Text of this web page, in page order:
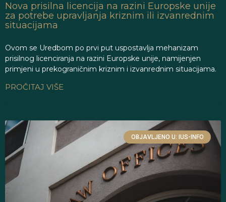
Nova prisilna licencija na razini Europske unije
za potrebe upravljanja kriznim ili izvanrednim
situacijama
Ovom se Uredbom po prvi put uspostavlja mehanizam
prisilnog licenciranja na razini Europske unije, namijenjen
primjeni u prekograničnim kriznim i izvanrednim situacijama.
PROČITAJ VIŠE
OBJAVLJENO U: IUS-INFO